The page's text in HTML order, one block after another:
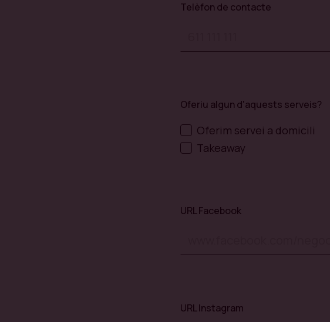
Telèfon de contacte
Oferiu algun d'aquests serveis?
Oferim servei a domicili
Takeaway
URL Facebook
URL Instagram